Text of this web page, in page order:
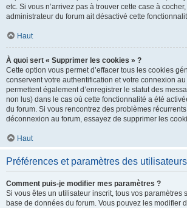
etc. Si vous n’arrivez pas à trouver cette case à
administrateur du forum ait désactivé cette
Haut
À quoi sert « Supprimer les cookies » ?
Cette option vous permet d’effacer tous les cookies
conservent votre authentification et votre connexion
permettent également d’enregistrer le statut des
non lus) dans le cas où cette fonctionnalité a été
du forum. Si vous rencontrez des problèmes
déconnexion au forum, essayez de supprimer les
Haut
Préférences et paramètres des utilisateurs
Comment puis-je modifier mes paramètres ?
Si vous êtes un utilisateur inscrit, tous vos paramètres
base de données du forum. Vous pouvez les modifier